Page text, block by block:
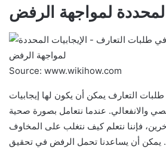
المحددة لمواجهة الرفض
Source: www.wikihow.com
التعارف يمكن أن يكون لها إيجابيات
والانفعالي. عندما نتعامل بصورة صحية
فإننا نتعلم كيف نتغلب على المخاوف
يمكن أن يساعدنا تحمل الرفض في تحقيق